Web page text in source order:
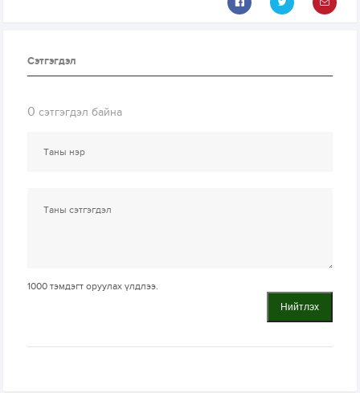
Сэтгэгдэл
0 сэтгэгдэл байна
1000 тэмдэгт оруулах үлдлээ.
Нийтлэх